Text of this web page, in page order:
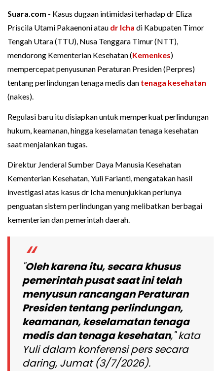
Suara.com - Kasus dugaan intimidasi terhadap dr Eliza
Priscila Utami Pakaenoni atau dr Icha di Kabupaten Timor
Tengah Utara (TTU), Nusa Tenggara Timur (NTT),
mendorong Kementerian Kesehatan (Kemenkes)
mempercepat penyusunan Peraturan Presiden (Perpres)
tentang perlindungan tenaga medis dan tenaga kesehatan
(nakes).
Regulasi baru itu disiapkan untuk memperkuat perlindungan
hukum, keamanan, hingga keselamatan tenaga kesehatan
saat menjalankan tugas.
Direktur Jenderal Sumber Daya Manusia Kesehatan
Kementerian Kesehatan, Yuli Farianti, mengatakan hasil
investigasi atas kasus dr Icha menunjukkan perlunya
penguatan sistem perlindungan yang melibatkan berbagai
kementerian dan pemerintah daerah.
"Oleh karena itu, secara khusus
pemerintah pusat saat ini telah
menyusun rancangan Peraturan
Presiden tentang perlindungan,
keamanan, keselamatan tenaga
medis dan tenaga kesehatan," kata
Yuli dalam konferensi pers secara
daring, Jumat (3/7/2026).